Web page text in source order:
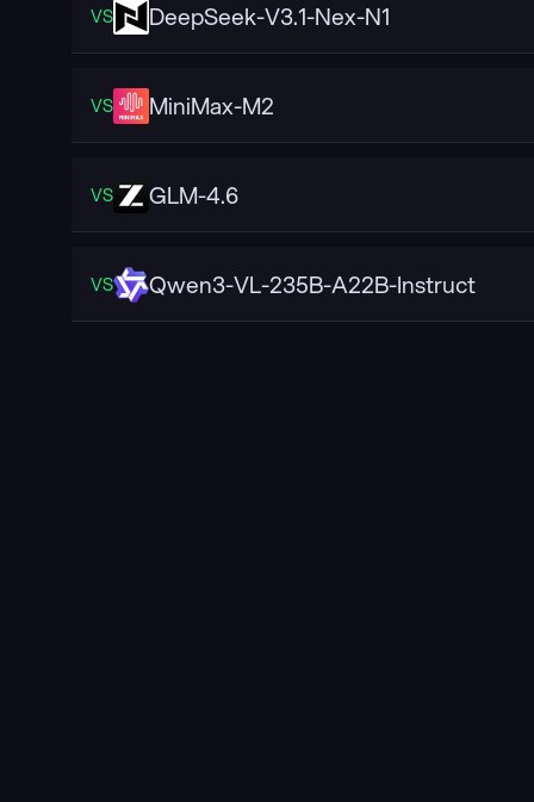
VS DeepSeek-V3.1-Nex-N1
VS MiniMax-M2
VS GLM-4.6
VS Qwen3-VL-235B-A22B-Instruct